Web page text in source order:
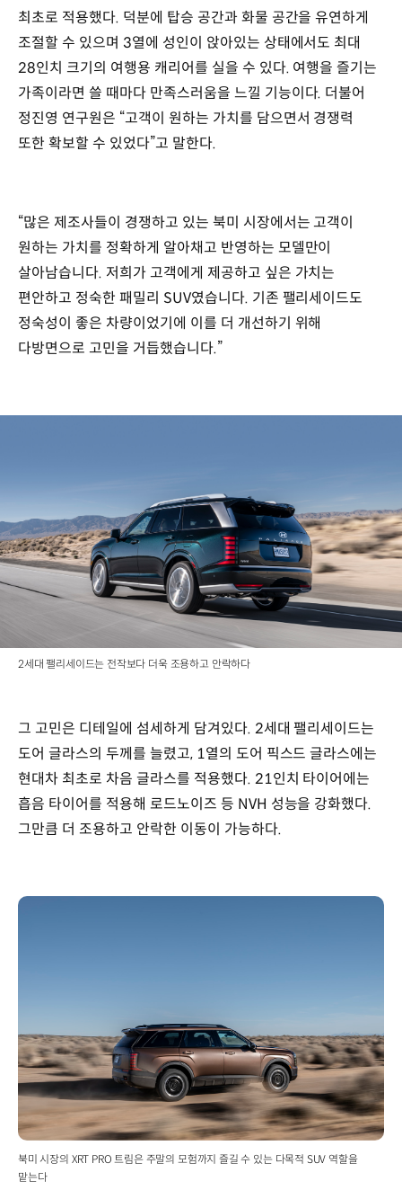
최초로 적용했다. 덕분에 탑승 공간과 화물 공간을 유연하게
조절할 수 있으며 3열에 성인이 앉아있는 상태에서도 최대
28인치 크기의 여행용 캐리어를 실을 수 있다. 여행을 즐기는
가족이라면 쓸 때마다 만족스러움을 느낄 기능이다. 더불어
정진영 연구원은 “고객이 원하는 가치를 담으면서 경쟁력
또한 확보할 수 있었다”고 말한다.
“많은 제조사들이 경쟁하고 있는 북미 시장에서는 고객이
원하는 가치를 정확하게 알아채고 반영하는 모델만이
살아남습니다. 저희가 고객에게 제공하고 싶은 가치는
편안하고 정숙한 패밀리 SUV였습니다. 기존 팰리세이드도
정숙성이 좋은 차량이었기에 이를 더 개선하기 위해
다방면으로 고민을 거듭했습니다.”
2세대 팰리세이드는 전작보다 더욱 조용하고 안락하다
그 고민은 디테일에 섬세하게 담겨있다. 2세대 팰리세이드는
도어 글라스의 두께를 늘렸고, 1열의 도어 픽스드 글라스에는
현대차 최초로 차음 글라스를 적용했다. 21인치 타이어에는
흡음 타이어를 적용해 로드노이즈 등 NVH 성능을 강화했다.
그만큼 더 조용하고 안락한 이동이 가능하다.
북미 시장의 XRT PRO 트림은 주말의 모험까지 즐길 수 있는 다목적 SUV 역할을
맡는다